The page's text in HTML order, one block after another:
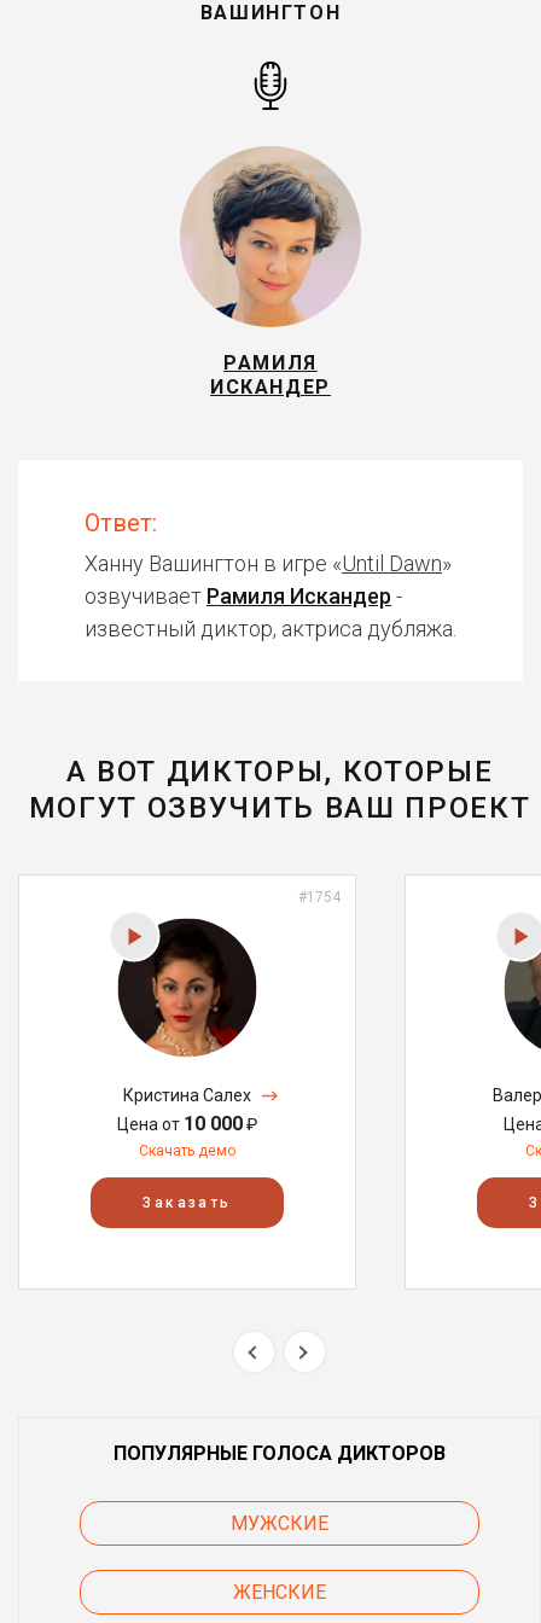
ВАШИНГТОН
РАМИЛЯ
ИСКАНДЕР
Ответ:
Ханну Вашингтон в игре «Until Dawn»
озвучивает Рамиля Искандер -
известный диктор, актриса дубляжа.
А ВОТ ДИКТОРЫ, КОТОРЫЕ
МОГУТ ОЗВУЧИТЬ ВАШ ПРОЕКТ
#1754
Кристина Салех
Цена от 10 000₽
Скачать демо
Заказать
ПОПУЛЯРНЫЕ ГОЛОСА ДИКТОРОВ
МУЖСКИЕ
ЖЕНСКИЕ